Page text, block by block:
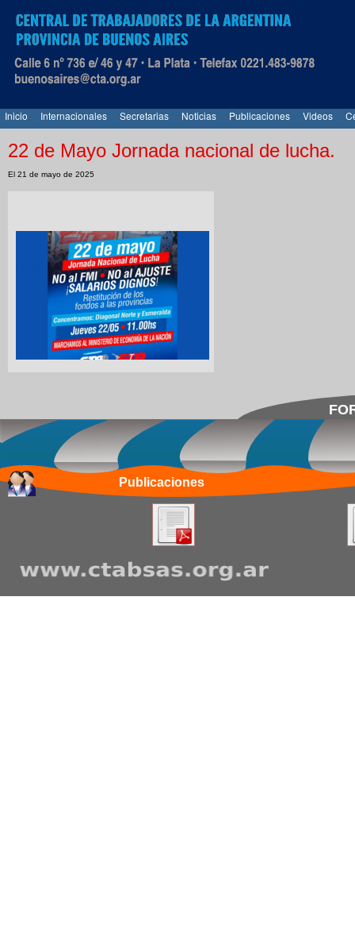
Inicio Internacionales Secretarias Noticias Publicaciones Videos
22 de Mayo Jornada nacional de lucha.
El 21 de mayo de 2025
Publicaciones